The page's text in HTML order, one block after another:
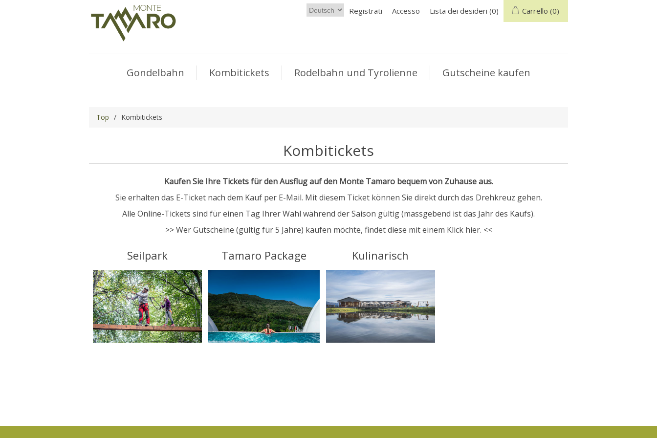
Registrati Accesso Lista dei desideri (0) Carrello (0)
Gondelbahn Kombitickets Rodelbahn und Tyrolienne Gutscheine kaufen
Top / Kombitickets
Kombitickets
Kaufen Sie Ihre Tickets für den Ausflug auf den Monte Tamaro bequem von Zuhause aus.
Sie erhalten das E-Ticket nach dem Kauf per E-Mail. Mit diesem Ticket können Sie direkt durch das Drehkreuz gehen.
Alle Online-Tickets sind für einen Tag Ihrer Wahl während der Saison gültig (massgebend ist das Jahr des Kaufs).
>> Wer Gutscheine (gültig für 5 Jahre) kaufen möchte, findet diese mit einem Klick hier. <<
Seilpark Tamaro Package Kulinarisch